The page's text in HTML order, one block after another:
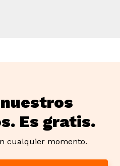
Es gratis.
cualquier momento.